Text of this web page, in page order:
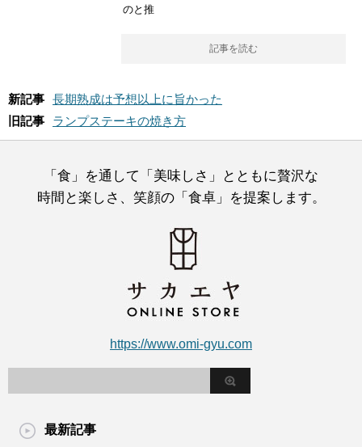
のと推
記事を読む
新記事 長期熟成は予想以上に旨かった
旧記事
ランプステーキの焼き方
「食」を通して「美味しさ」とともに贅沢な
時間と楽しさ、笑顔の「食卓」を提案します。
https://www.omi-gyu.com
最新記事